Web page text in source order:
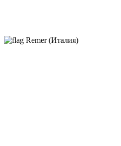
Remer (Италия)